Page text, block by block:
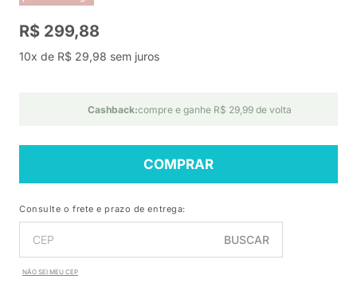
R$ 299,88
10x de R$ 29,98 sem juros
Cashback:compre e ganhe R$ 29,99 de volta
COMPRAR
Consulte o frete e prazo de entrega:
BUSCAR
NÃO SEI MEU CEP